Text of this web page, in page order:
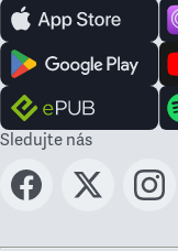
Sledujte nás